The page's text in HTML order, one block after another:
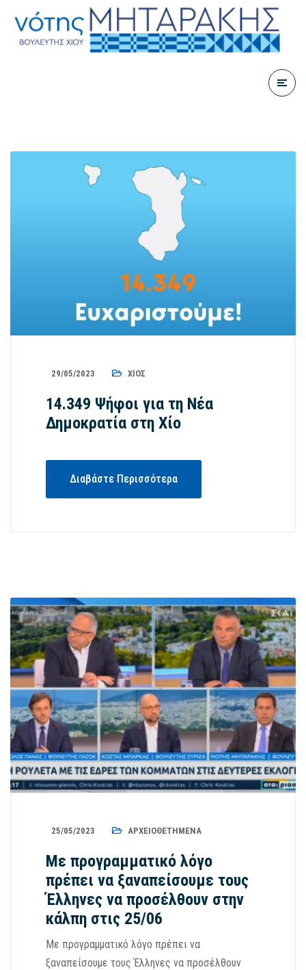
29/05/2023 ΧΊΟΣ
14.349 Ψήφοι για τη Νέα
Δημοκρατία στη Χίο
Διαβάστε Περισσότερα
25/05/2023 ΑΡΧΕΙΟΘΕΤΗΜΈΝΑ
Με προγραμματικό λόγο
πρέπει να ξαναπείσουμε τους
Έλληνες να προσέλθουν στην
κάλπη στις 25/06
Με προγραμματικό λόγο πρέπει να
ξαναπείσουμε τους Έλληνες να προσέλθουν